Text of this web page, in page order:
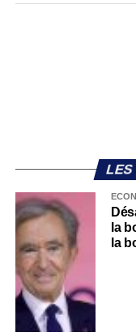
LES
la
la